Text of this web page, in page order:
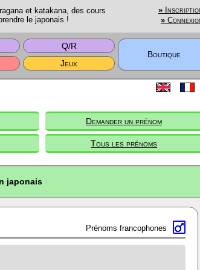
et katakana, des cours
le japonais !
»
»
Q/R
Boutique
Jeux
Demander un prénom
Tous les prénoms
japonais
Prénoms francophones